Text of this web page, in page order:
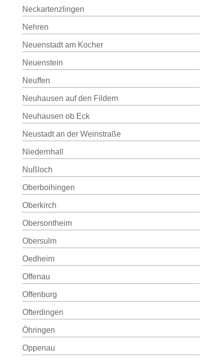
Neckartenzlingen
Nehren
Neuenstadt am Kocher
Neuenstein
Neuffen
Neuhausen auf den Fildern
Neuhausen ob Eck
Neustadt an der Weinstraße
Niedernhall
Nußloch
Oberboihingen
Oberkirch
Obersontheim
Obersulm
Oedheim
Offenau
Offenburg
Ofterdingen
Öhringen
Oppenau